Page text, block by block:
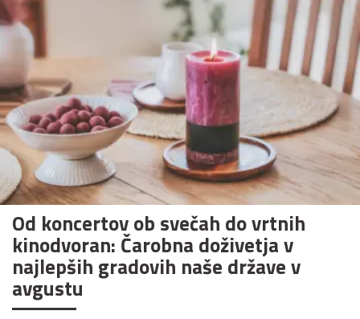
Od koncertov ob svečah do vrtnih
kinodvoran: Čarobna doživetja v
najlepših gradovih naše države v
avgustu